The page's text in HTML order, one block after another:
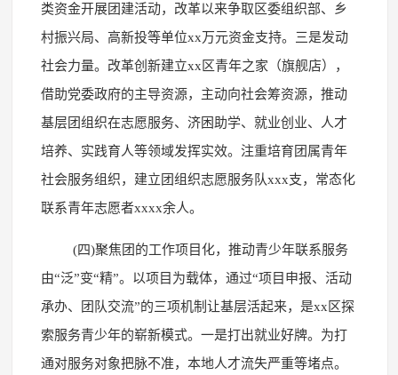
类资金开展团建活动，改革以来争取区委组织部、乡
村振兴局、高新投等单位xx万元资金支持。三是发动
社会力量。改革创新建立xx区青年之家（旗舰店），
借助党委政府的主导资源，主动向社会筹资源，推动
基层团组织在志愿服务、济困助学、就业创业、人才
培养、实践育人等领域发挥实效。注重培育团属青年
社会服务组织，建立团组织志愿服务队xxx支，常态化
联系青年志愿者xxxx余人。
(四)聚焦团的工作项目化，推动青少年联系服务
由“泛”变“精”。以项目为载体，通过“项目申报、活动
承办、团队交流”的三项机制让基层活起来，是xx区探
索服务青少年的崭新模式。一是打出就业好牌。为打
通对服务对象把脉不准，本地人才流失严重等堵点。